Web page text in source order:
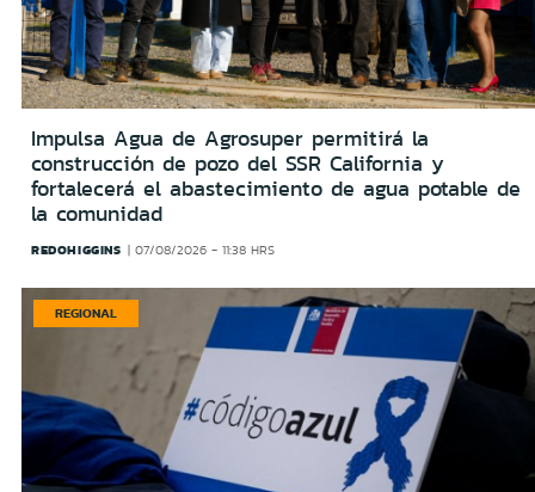
Impulsa Agua de Agrosuper permitirá la
construcción de pozo del SSR California y
fortalecerá el abastecimiento de agua potable de
la comunidad
REDOHIGGINS 07/08/2026 - 11:38 HRS
REGIONAL